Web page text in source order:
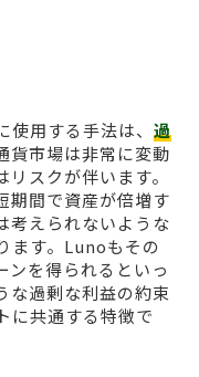
用する手法は、 過
貨市場は非常に変動
スクが伴います。
期間で資産が倍増す
考えられないような
ます。Lunoもその
ンを得られるといっ
な過剰な利益の約束
に共通する特徴で